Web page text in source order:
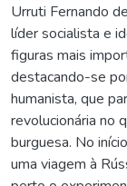
Urruti Fernando
líder socialista e
figuras mais
destacando-se
humanista, que
revolucionária no
burguesa. No
uma viagem à